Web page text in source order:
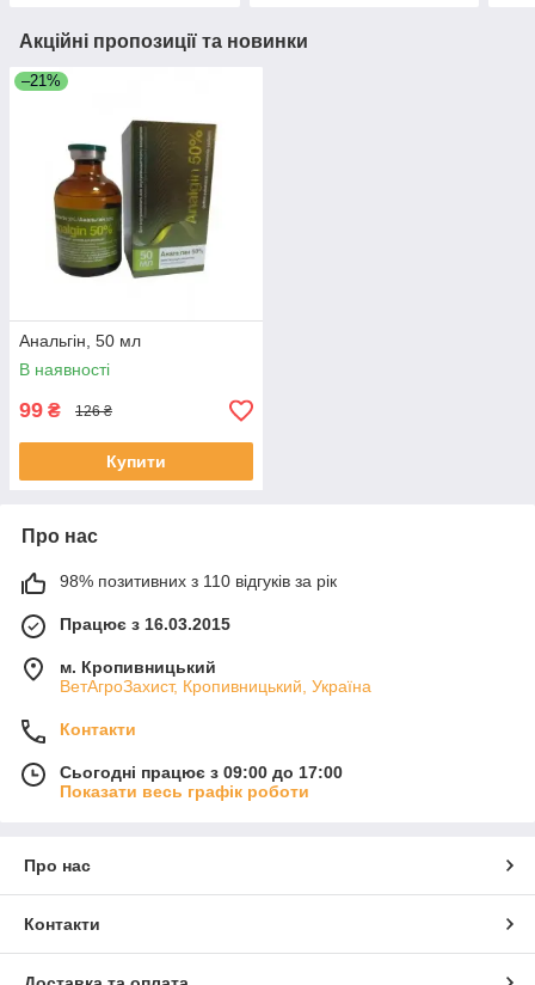
Акційні пропозиції та новинки
–21%
Анальгін, 50 мл
В наявності
99 ₴ 126 ₴
Купити
Про нас
98% позитивних з 110 відгуків за рік
Працює з 16.03.2015
м. Кропивницький
ВетАгроЗахист, Кропивницький, Україна
Контакти
Сьогодні працює з 09:00 до 17:00
Показати весь графік роботи
Про нас
Контакти